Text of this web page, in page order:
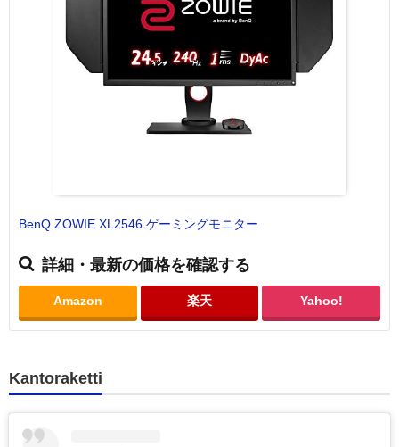
BenQ ZOWIE XL2546 ゲーミングモニター
詳細・最新の価格を確認する
Amazon 楽天 Yahoo!
Kantoraketti